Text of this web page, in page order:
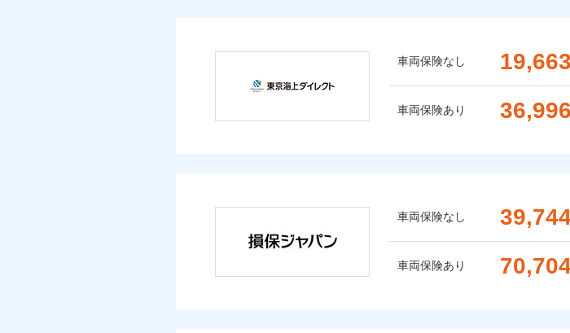
車両保険なし 19,663
車両保険あり 36,996
車両保険なし
車両保険あり